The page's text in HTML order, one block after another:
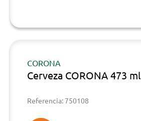
CORONA
Cerveza CORONA 473 ml
Referencia: 750108